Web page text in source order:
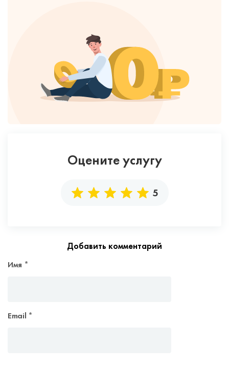
Оцените услугу
5
Добавить комментарий
Имя *
Email *